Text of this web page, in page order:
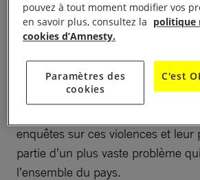
des organisations de la société
détenteur·trice·s de droits, et à
Ciudad Juárez, dans l’État de
de 20 ans. Cela indique que la
enquêtes sur ces violences et leur
partie d’un plus vaste problème
l’ensemble du pays.
pouvez à tout moment modifier vos
en savoir plus, consultez la politique
cookies d’Amnesty.
Paramètres des
cookies
C'est